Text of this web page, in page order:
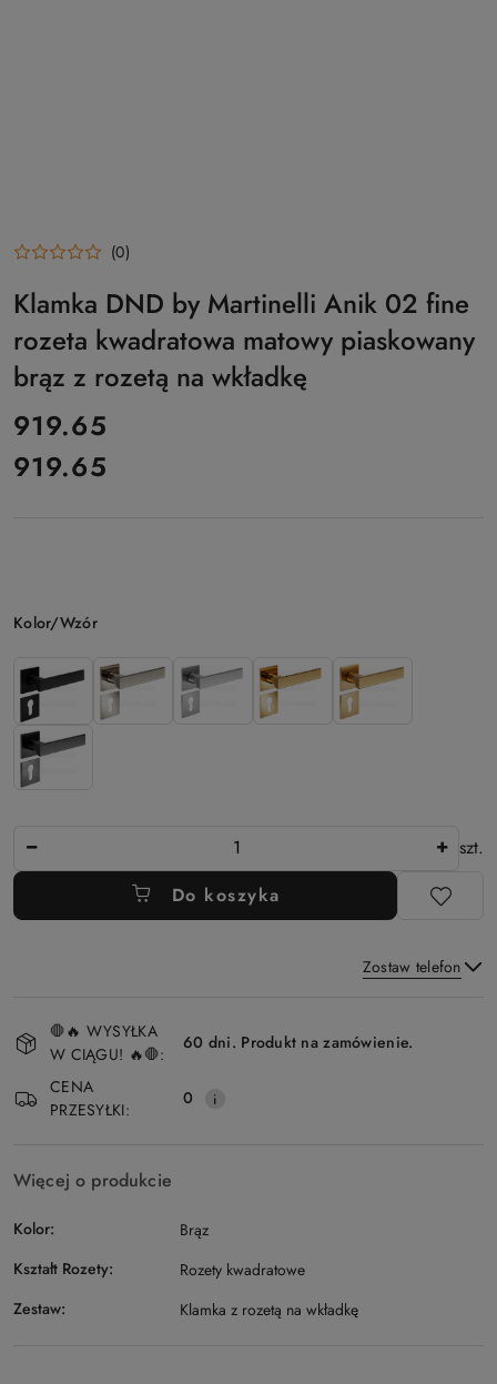
(0)
Klamka DND by Martinelli Anik 02 fine
rozeta kwadratowa matowy piaskowany
brąz z rozetą na wkładkę
cena:
919.65
Cena:
919.65
Wariant
Kolor/Wzór
szt.
Do koszyka
Zostaw telefon
i
dostawa
🛑🔥 WYSYŁKA
W CIĄGU! 🔥🛑:
60 dni. Produkt na zamówienie.
CENA
PRZESYŁKI:
0
Więcej o produkcie
Kolor:
Brąz
Kształt Rozety:
Rozety kwadratowe
Zestaw:
Klamka z rozetą na wkładkę